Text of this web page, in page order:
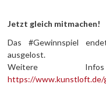
Jetzt gleich mitmachen!
Das #Gewinnspiel
ausgelost.
Weitere
https://www.kunstloft.de/